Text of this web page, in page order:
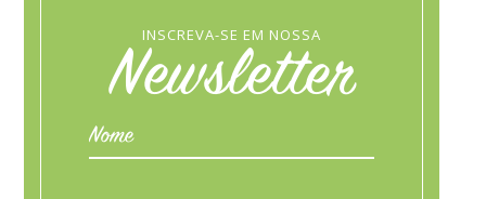
INSCREVA-SE EM NOSSA
Newsletter